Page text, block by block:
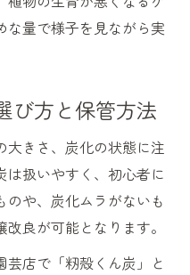
な量で様子を見ながら実
び方と保管方法
大きさ、炭化の状態に注
は扱いやすく、初心者に
のや、炭化ムラがないも
良が可能となります。
店で「籾殻くん炭」と